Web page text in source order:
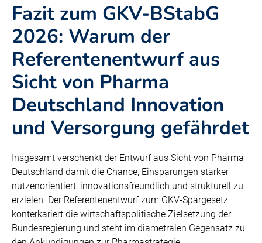
Fazit zum GKV-BStabG
2026: Warum der
Referentenentwurf aus
Sicht von Pharma
Deutschland Innovation
und Versorgung gefährdet
Insgesamt verschenkt der Entwurf aus Sicht von Pharma
Deutschland damit die Chance, Einsparungen stärker
nutzenorientiert, innovationsfreundlich und strukturell zu
erzielen. Der Referentenentwurf zum GKV-Spargesetz
konterkariert die wirtschaftspolitische Zielsetzung der
Bundesregierung und steht im diametralen Gegensatz zu